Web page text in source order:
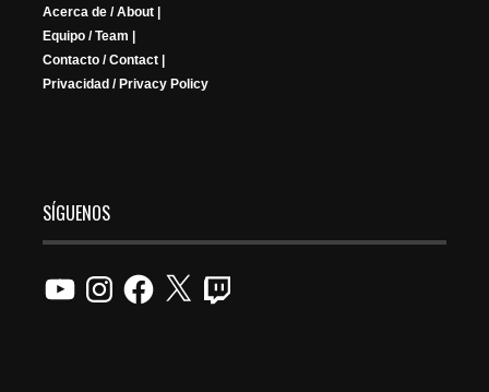
Acerca de / About |
Equipo / Team |
Contacto / Contact |
Privacidad / Privacy Policy
SÍGUENOS
YouTubeInstagramFacebook
X Twitch